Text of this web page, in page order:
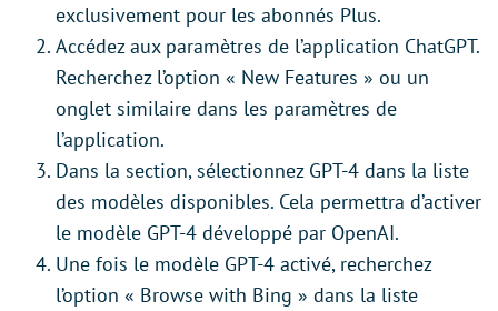
exclusivement pour les abonnés Plus.
Accédez aux paramètres de l’application ChatGPT.
Recherchez l’option « New Features » ou un
onglet similaire dans les paramètres de
l’application.
Dans la section, sélectionnez GPT-4 dans la liste
des modèles disponibles. Cela permettra d’activer
le modèle GPT-4 développé par OpenAI.
Une fois le modèle GPT-4 activé, recherchez
l’option « Browse with Bing » dans la liste